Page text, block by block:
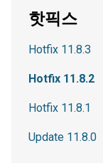
핫픽스
Hotfix 11.8.3
Hotfix 11.8.2
Hotfix 11.8.1
Update 11.8.0